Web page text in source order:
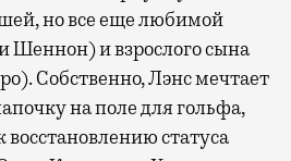
но все еще любимой
и взрослого сына
Собственно, Лэнс мечтает
на поле для гольфа,
восстановлению статуса